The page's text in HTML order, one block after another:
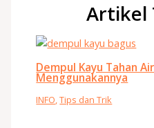
Artikel
Dempul Kayu Tahan
Menggunakannya
INFO,Tips dan Trik